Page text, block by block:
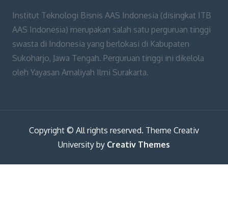
Institut Teknologi Bisnis AAS Indonesia (disingkat ITB
AAS Indonesia) merupakan salah satu perguruan tinggi
swasta di Indonesia yang berlokasi di Kabupaten
Sukoharjo, Jawa Tengah. Perguruan tinggi ini dikelola
oleh Yayasan Amaliyah Ilmi Surakarta.
Copyright © All rights reserved. Theme Creativ
University by Creativ Themes